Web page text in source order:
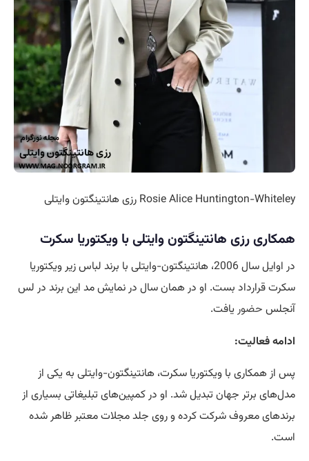
Rosie Alice Huntington-Whiteley رزی هانتینگتون وایتلی
همکاری رزی هانتینگتون وایتلی با ویکتوریا سکرت
در اوایل سال 2006، هانتینگتون-وایتلی با برند لباس زیر ویکتوریا
سکرت قرارداد بست. او در همان سال در نمایش مد این برند در لس
آنجلس حضوریافت.
ادامه فعالیت:
پس از همکاری با ویکتوریا سکرت، هانتینگتون-وایتلی به یکی از
مدل‌های برتر جهان تبدیل شد. او در کمپین‌های تبلیغاتی بسیاری از
برندهای معروف شرکت کرده و روی جلد مجلات معتبر ظاهر شده
است.